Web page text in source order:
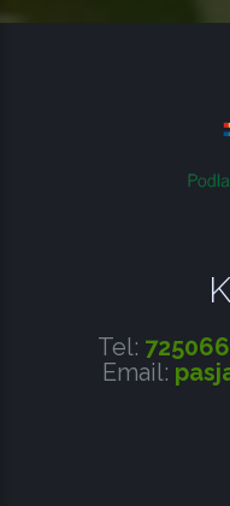
Tel:
Email: